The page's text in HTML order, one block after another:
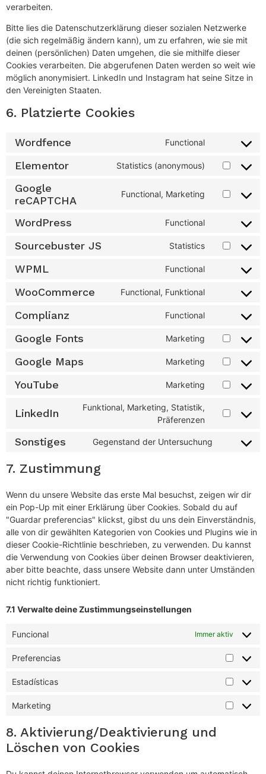
verarbeiten.
Bitte lies die Datenschutzerklärung dieser sozialen Netzwerke
(die sich regelmäßig ändern kann), um zu erfahren, wie sie mit
deinen (persönlichen) Daten umgehen, die sie mithilfe dieser
Cookies verarbeiten. Die abgerufenen Daten werden so weit wie
möglich anonymisiert. LinkedIn und Instagram hat seine Sitze in
den Vereinigten Staaten.
6. Platzierte Cookies
Wordfence Functional
Elementor Statistics (anonymous)
Google
reCAPTCHA
Functional, Marketing
WordPress Functional
Sourcebuster JS Statistics
WPML Functional
WooCommerce Functional, Funktional
Complianz Functional
Google Fonts Marketing
Google Maps Marketing
YouTube Marketing
LinkedIn
Funktional, Marketing, Statistik,
Präferenzen
Sonstiges Gegenstand der Untersuchung
7. Zustimmung
Wenn du unsere Website das erste Mal besuchst, zeigen wir dir
ein Pop-Up mit einer Erklärung über Cookies. Sobald du auf
"Guardar preferencias" klickst, gibst du uns dein Einverständnis,
alle von dir gewählten Kategorien von Cookies und Plugins wie in
dieser Cookie-Richtlinie beschrieben, zu verwenden. Du kannst
die Verwendung von Cookies über deinen Browser deaktivieren,
aber bitte beachte, dass unsere Website dann unter Umständen
nicht richtig funktioniert.
7.1 Verwalte deine Zustimmungseinstellungen
Funcional Immer aktiv
Preferencias
Estadísticas
Marketing
8. Aktivierung/Deaktivierung und
Löschen von Cookies